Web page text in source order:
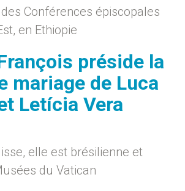
Conférences épiscopales
en Ethiopie
préside la
mariage de Luca
Letícia Vera
elle est brésilienne et
du Vatican